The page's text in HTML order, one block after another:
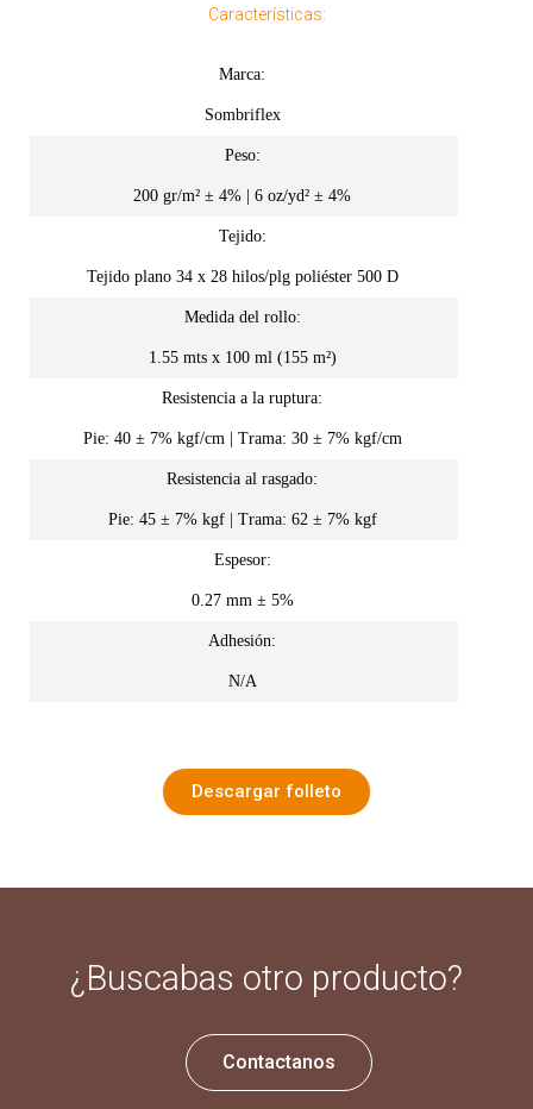
Características:
Marca:
Sombriflex
Peso:
200 gr/m² ± 4% | 6 oz/yd² ± 4%
Tejido:
Tejido plano 34 x 28 hilos/plg poliéster 500 D
Medida del rollo:
1.55 mts x 100 ml (155 m²)
Resistencia a la ruptura:
Pie: 40 ± 7% kgf/cm | Trama: 30 ± 7% kgf/cm
Resistencia al rasgado:
Pie: 45 ± 7% kgf | Trama: 62 ± 7% kgf
Espesor:
0.27 mm ± 5%
Adhesión:
N/A
Descargar folleto
¿Buscabas otro producto?
Contactanos